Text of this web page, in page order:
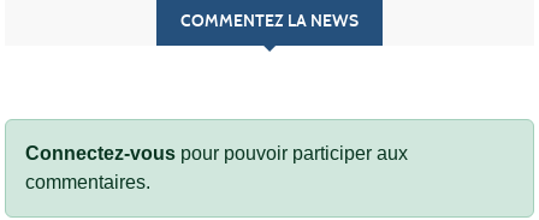
COMMENTEZ LA NEWS
Connectez-vous pour pouvoir participer aux
commentaires.